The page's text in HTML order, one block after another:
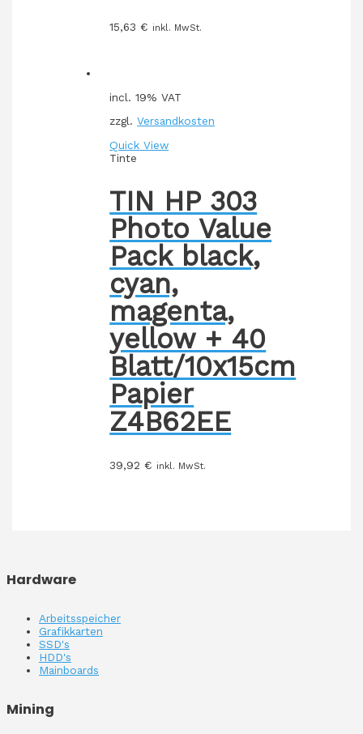
15,63€ inkl. MwSt.
incl. 19% VAT
zzgl.Versandkosten
Quick View
Tinte
TIN HP 303
Photo Value
Pack black,
cyan,
magenta,
yellow + 40
Blatt/10x15cm
Papier
Z4B62EE
39,92€ inkl. MwSt.
Hardware
Arbeitsspeicher
Grafikkarten
SSD's
HDD's
Mainboards
Mining